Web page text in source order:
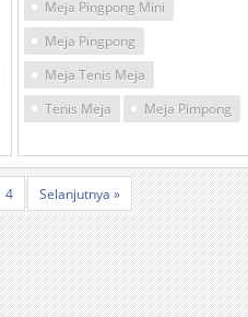
Meja Pingpong Mini
Meja Pingpong
Meja Tenis Meja
Tenis Meja
Meja Pimpong
4 Selanjutnya »